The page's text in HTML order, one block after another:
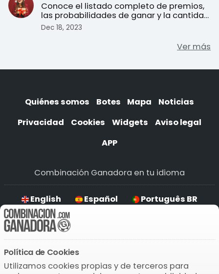
Conoce el listado completo de premios,
las probabilidades de ganar y la cantidad
de décimos en j ...
Dec 18, 2023
Ver más
Quiénes somos Botes Mapa
Noticias
Privacidad
Cookies Widgets
Aviso legal
APP
Combinación Ganadora en tu idioma
English Español Português BR
Descarga la APP
Política de Cookies
Utilizamos cookies propias y de terceros para